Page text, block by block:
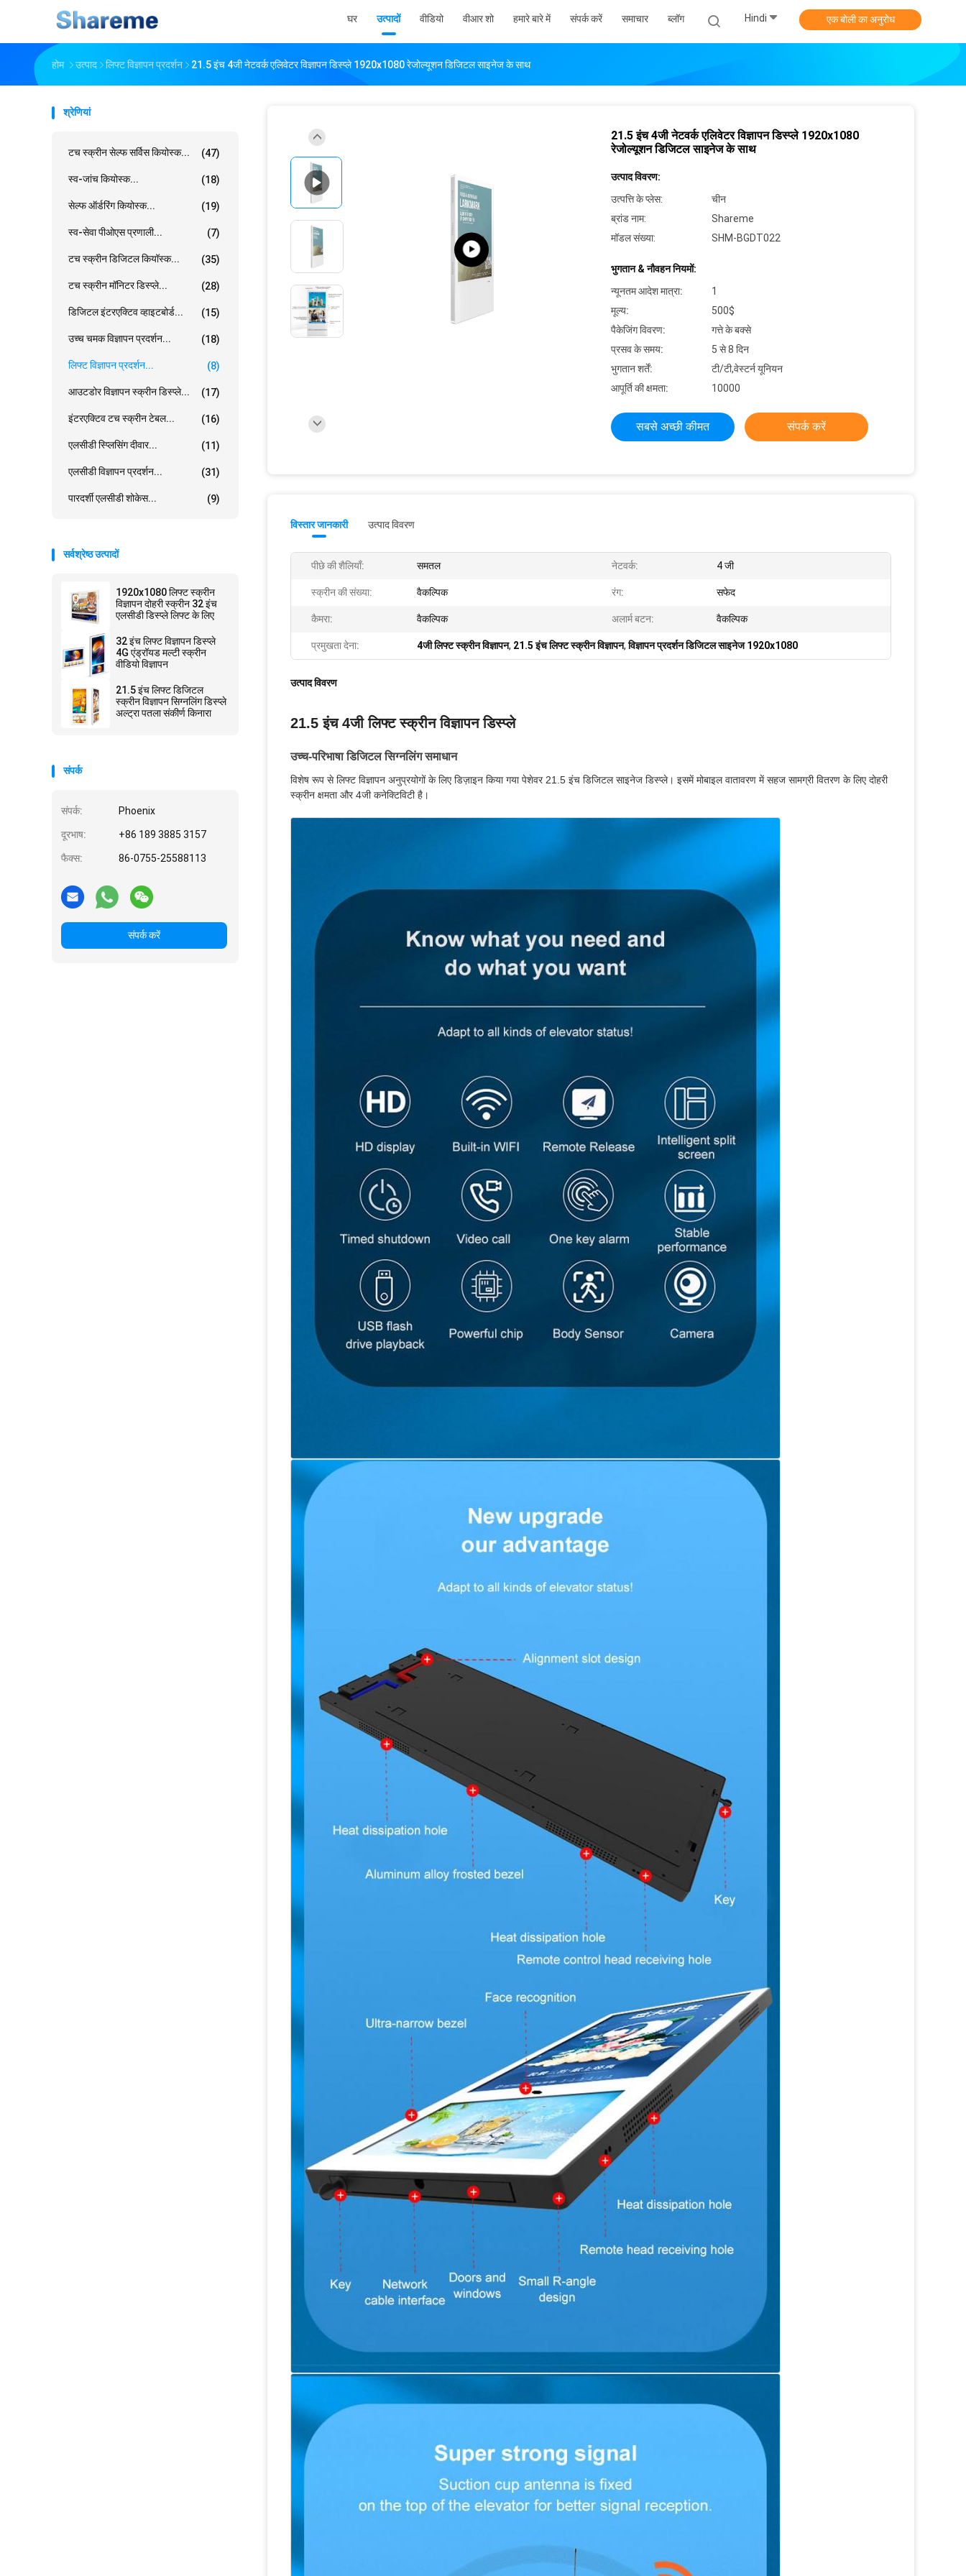
घर उत्पादों वीडियो वीआर शो हमारे बारे में संपर्क करें समाचार ब्लॉग Hindi एक बोली का अनुरोध
होम उत्पाद लिफ्ट विज्ञापन प्रदर्शन 21.5 इंच 4जी नेटवर्क एलिवेटर विज्ञापन डिस्प्ले 1920x1080 रेजोल्यूशन डिजिटल साइनेज के साथ
श्रेणियां
टच स्क्रीन सेल्फ सर्विस कियोस्क... (47)
स्व-जांच कियोस्क... (18)
सेल्फ ऑर्डरिंग कियोस्क... (19)
स्व-सेवा पीओएस प्रणाली... (7)
टच स्क्रीन डिजिटल कियॉस्क... (35)
टच स्क्रीन मॉनिटर डिस्प्ले... (28)
डिजिटल इंटरएक्टिव व्हाइटबोर्ड... (15)
उच्च चमक विज्ञापन प्रदर्शन... (18)
लिफ्ट विज्ञापन प्रदर्शन... (8)
आउटडोर विज्ञापन स्क्रीन डिस्प्ले... (17)
इंटरएक्टिव टच स्क्रीन टेबल... (16)
एलसीडी स्प्लिसिंग दीवार... (11)
एलसीडी विज्ञापन प्रदर्शन... (31)
पारदर्शी एलसीडी शोकेस... (9)
सर्वश्रेष्ठ उत्पादों
1920x1080 लिफ्ट स्क्रीन
विज्ञापन दोहरी स्क्रीन 32 इंच
एलसीडी डिस्प्ले लिफ्ट के लिए
32 इंच लिफ्ट विज्ञापन डिस्प्ले
4G एंड्रॉयड मल्टी स्क्रीन
वीडियो विज्ञापन
21.5 इंच लिफ्ट डिजिटल
स्क्रीन विज्ञापन सिग्नलिंग डिस्प्ले
अल्ट्रा पतला संकीर्ण किनारा
संपर्क
संपर्क: Phoenix
दूरभाष: +86 189 3885 3157
फैक्स: 86-0755-25588113
संपर्क करें
21.5 इंच 4जी नेटवर्क एलिवेटर विज्ञापन डिस्प्ले 1920x1080
रेजोल्यूशन डिजिटल साइनेज के साथ
उत्पाद विवरण:
उत्पत्ति के प्लेस:
चीन
ब्रांड नाम:
Shareme
मॉडल संख्या:
SHM-BGDT022
भुगतान & नौवहन नियमों:
न्यूनतम आदेश मात्रा:
1
मूल्य:
500$
पैकेजिंग विवरण:
गत्ते के बक्से
प्रसव के समय:
5 से 8 दिन
भुगतान शर्तें:
टी/टी,वेस्टर्न यूनियन
आपूर्ति की क्षमता:
10000
सबसे अच्छी कीमत संपर्क करें
विस्तार जानकारी उत्पाद विवरण
पीछे की शैलियाँ: समतल नेटवर्क: 4 जी
स्क्रीन की संख्या: वैकल्पिक रंग: सफेद
कैमरा: वैकल्पिक अलार्म बटन: वैकल्पिक
प्रमुखता देना: 4जी लिफ्ट स्क्रीन विज्ञापन, 21.5 इंच लिफ्ट स्क्रीन विज्ञापन,विज्ञापन प्रदर्शन डिजिटल साइनेज 1920x1080
उत्पाद विवरण
21.5 इंच 4जी लिफ्ट स्क्रीन विज्ञापन डिस्प्ले
उच्च-परिभाषा डिजिटल सिग्नलिंग समाधान
विशेष रूप से लिफ्ट विज्ञापन अनुप्रयोगों के लिए डिज़ाइन किया गया पेशेवर 21.5 इंच डिजिटल साइनेज डिस्प्ले। इसमें मोबाइल वातावरण में सहज सामग्री वितरण के लिए दोहरी
स्क्रीन क्षमता और 4जी कनेक्टिविटी है।